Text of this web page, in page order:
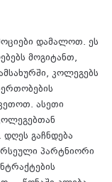
დამალოთ. ეს
მოგიტანთ,
კოლეგებს
ასეთი
გაჩნდება
პარტნიორი